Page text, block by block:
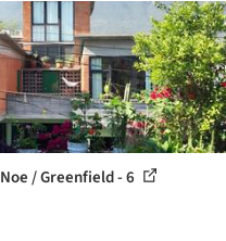
/ Greenfield - 6